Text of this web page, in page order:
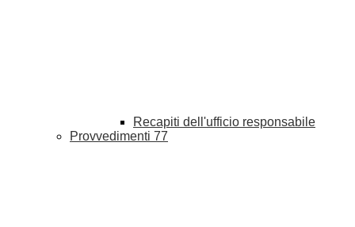
Recapiti dell'ufficio responsabile
Provvedimenti 77